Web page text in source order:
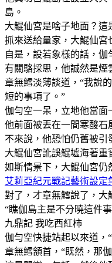
島。
大鯤仙宮是啥子地面？
抓來送給量家，大鯤仙宮
自是，設若象樣的話，
有關駱採思，他誠然是
章無鱈淡薄談道，“我說
短的事項了。”
伽勻空一呆，立地他當面
他前面被丟在一間寒酸石
不來說，他恐怕仍舊被引
大鯤仙宮訛誤鯤墟海著
如斯情景下，大鯤仙宮仍
艾莉亞紀元戰記藝術設定
對了，才章無鱈說了，大
“瞧伽島主是不分曉這件
九鼎記 我吃西紅柿
伽勻空快捷站起以來道，
章無鱈頷首，“既然，那